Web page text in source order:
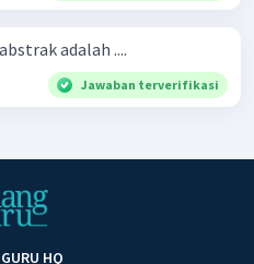
adalah ....
Jawaban terverifikasi
HQ